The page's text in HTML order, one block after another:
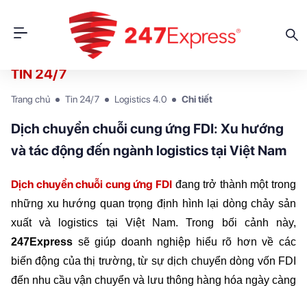
TIN 24/7
Trang chủ Tin 24/7 Logistics 4.0 Chi tiết
Dịch chuyển chuỗi cung ứng FDI: Xu hướng
và tác động đến ngành logistics tại Việt Nam
Dịch chuyển chuỗi cung ứng FDI đang trở thành một trong
những xu hướng quan trọng định hình lại dòng chảy sản
247Express sẽ giúp doanh nghiệp hiểu rõ hơn về các
biến động của thị trường, từ sự dịch chuyển dòng vốn FDI
đến nhu cầu vận chuyển và lưu thông hàng hóa ngày càng